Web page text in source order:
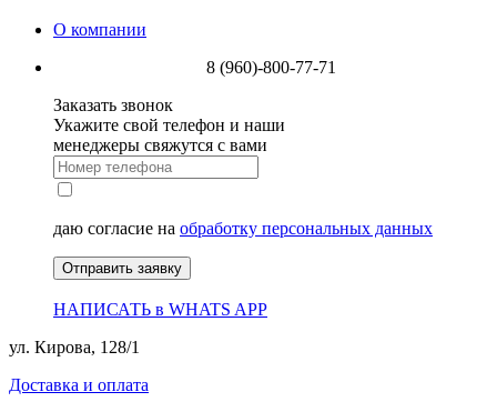
О компании
8 (960)-800-77-71
Заказать звонок
Укажите свой телефон и наши
менеджеры свяжутся с вами
даю согласие на обработку персональных данных
Отправить заявку
НАПИСАТЬ в WHATS APP
ул. Кирова, 128/1
Доставка и оплата